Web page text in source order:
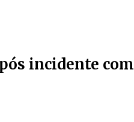
incidente com